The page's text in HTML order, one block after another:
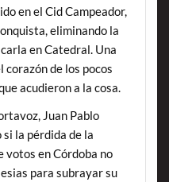
en el Cid Campeador,
eliminando la
en Catedral. Una
corazón de los pocos
acudieron a la cosa.
Juan Pablo
la pérdida de la
votos en Córdoba no
para subrayar su